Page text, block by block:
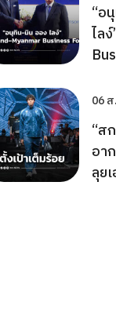
“อ
ไล
06
“ส
อา
ลุย